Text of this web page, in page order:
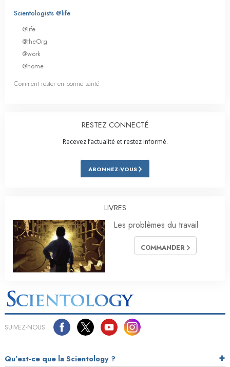
Scientologists @life
@life
@theOrg
@work
@home
Comment rester en bonne santé
RESTEZ CONNECTÉ
Recevez l’actualité et restez informé.
ABONNEZ-VOUS
LIVRES
Les problèmes du travail
COMMANDER
SUIVEZ-NOUS
Qu’est-ce que la Scientology ?